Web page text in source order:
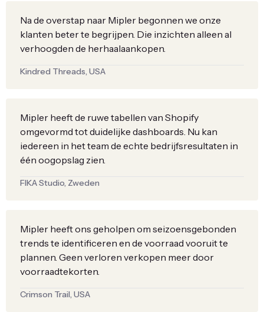
Na de overstap naar Mipler begonnen we onze
klanten beter te begrijpen. Die inzichten alleen al
verhoogden de herhaalaankopen.
Kindred Threads, USA
Mipler heeft de ruwe tabellen van Shopify
omgevormd tot duidelijke dashboards. Nu kan
iedereen in het team de echte bedrijfsresultaten in
één oogopslag zien.
FIKA Studio, Zweden
Mipler heeft ons geholpen om seizoensgebonden
trends te identificeren en de voorraad vooruit te
plannen. Geen verloren verkopen meer door
voorraadtekorten.
Crimson Trail, USA